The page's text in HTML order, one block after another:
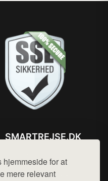
for at
mere relevant
SMARTREJSE.DK
Mail: hej@want.dk